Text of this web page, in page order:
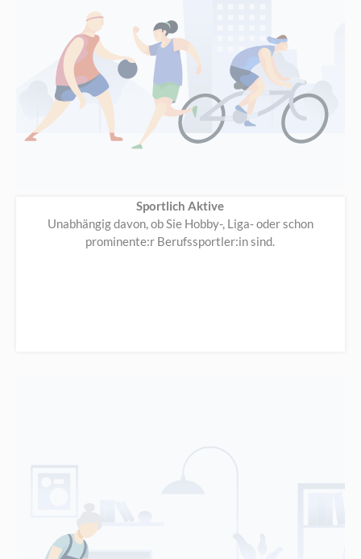
Sportlich Aktive
Unabhängig davon, ob Sie Hobby-, Liga- oder schon
prominente:r Berufssportler:in sind.